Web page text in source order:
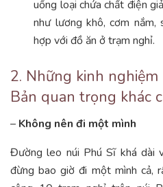
uống loại chứa chất điện
như lương khô, cơm nắm,
hợp với đồ ăn ở trạm nghỉ.
2. Những kinh
Bản quan trọng khác
– Không nên đi một mình
Đường leo núi Phú Sĩ khá dài
đừng bao giờ đi một mình cả,